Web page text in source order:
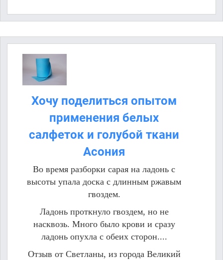
Хочу поделиться опытом
применения белых
салфеток и голубой ткани
Асония
Во время разборки сарая на ладонь с
высоты упала доска с длинным ржавым
гвоздем.
Ладонь проткнуло гвоздем, но не
насквозь. Много было крови и сразу
ладонь опухла с обеих сторон....
Отзыв от Светланы, из города Великий